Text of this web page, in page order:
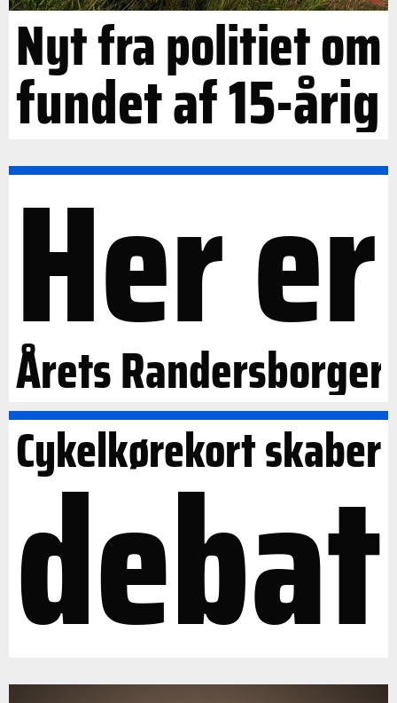
Nyt fra politiet om
fundet af 15-årig
Her er
Årets Randersborger
Cykelkørekort skaber
debat